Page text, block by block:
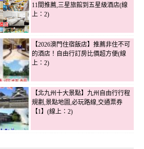
11間推薦,三星旅館到五星級酒店(線
上：2)
【2026澳門住宿飯店】推薦非住不可
的酒店！自由行訂房比價超方便(線
上：2)
【北九州十大景點】九州自由行行程
規劃,景點地圖,必玩路線,交通票券
【1】(線上：2)